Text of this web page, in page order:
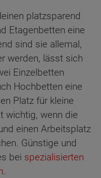
platzsparend
Etagenbetten eine
sind sie allemal,
werden, lässt sich
Einzelbetten
Hochbetten eine
Platz für kleine
wichtig, wenn die
einen Arbeitsplatz
Günstige und
bei spezialisierten
.